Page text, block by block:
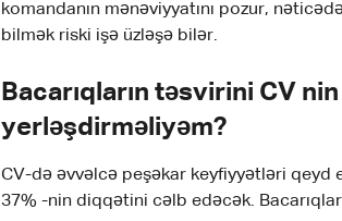
komandanın mənəviyyatını pozur,
bilmək riski işə üzləşə bilər.
Bacarıqların təsvirini CV
yerləşdirməliyəm?
CV-də əvvəlcə peşəkar keyfiyyətləri qeyd
37% -nin diqqətini cəlb edəcək.